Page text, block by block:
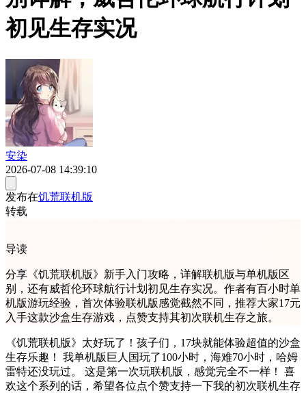
初见生存实况
安染
2026-07-08 14:39:10
发布在饥荒联机版
转载
导读
分享《饥荒联机版》新手入门攻略，详解联机版与单机版区
别，还有威哲伦环球航行计划初见生存实况。作者有百小时单
机版游玩经验，首次体验联机版感觉截然不同，推荐大家17元
入手这款沙盒生存游戏，点赞支持其初次联机生存之旅。
《饥荒联机版》太好玩了！孩子们，17块就能体验超值的沙盒
生存乐趣！ 我单机版巨人国玩了100小时，海难70小时，哈姆
雷特还没玩过。 这是第一次玩联机版，感觉完全不一样！ 喜
欢这个系列的话，希望各位点个赞支持一下我的初次联机生存